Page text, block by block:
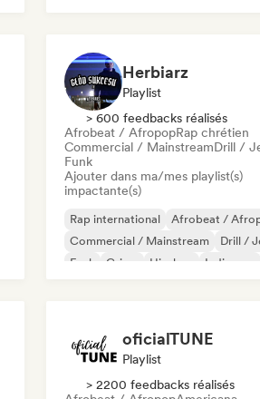
Herbiarz
Playlist
> 600 feedbacks réalisés
Afrobeat / AfropopRap chrétien
Commercial / MainstreamDrill /
Funk
Ajouter dans ma/mes playlist(s)
impactante(s)
Rap international
Afrobeat /
Commercial / Mainstream
Drill /
Funk
Grime Hip-hop Indie pop
oficialTUNE
Playlist
> 2200 feedbacks réalisés